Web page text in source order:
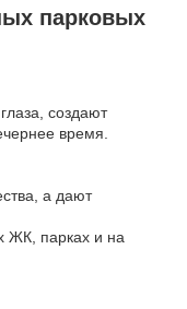
парковых
создают
время.
а дают
ЖК, парках и на